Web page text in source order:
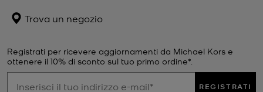
Trova un negozio
Registrati per ricevere aggiornamenti da Michael Kors e
ottenere il 10% di sconto sul tuo primo ordine*.
REGISTRATI